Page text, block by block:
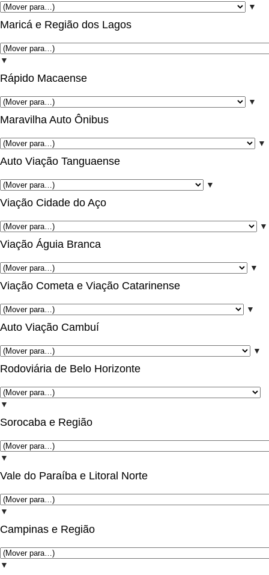
▼
Maricá e Região dos Lagos
▼
Rápido Macaense
▼
Maravilha Auto Ônibus
▼
Auto Viação Tanguaense
▼
Viação Cidade do Aço
▼
Viação Águia Branca
▼
Viação Cometa e Viação Catarinense
▼
Auto Viação Cambuí
▼
Rodoviária de Belo Horizonte
▼
Sorocaba e Região
▼
Vale do Paraíba e Litoral Norte
▼
Campinas e Região
▼